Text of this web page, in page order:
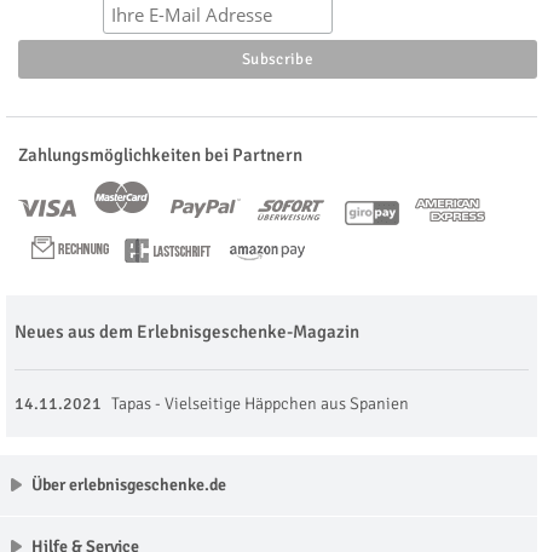
Zahlungsmöglichkeiten bei Partnern
Neues aus dem Erlebnisgeschenke-Magazin
14.11.2021 Tapas - Vielseitige Häppchen aus Spanien
Über erlebnisgeschenke.de
Hilfe & Service